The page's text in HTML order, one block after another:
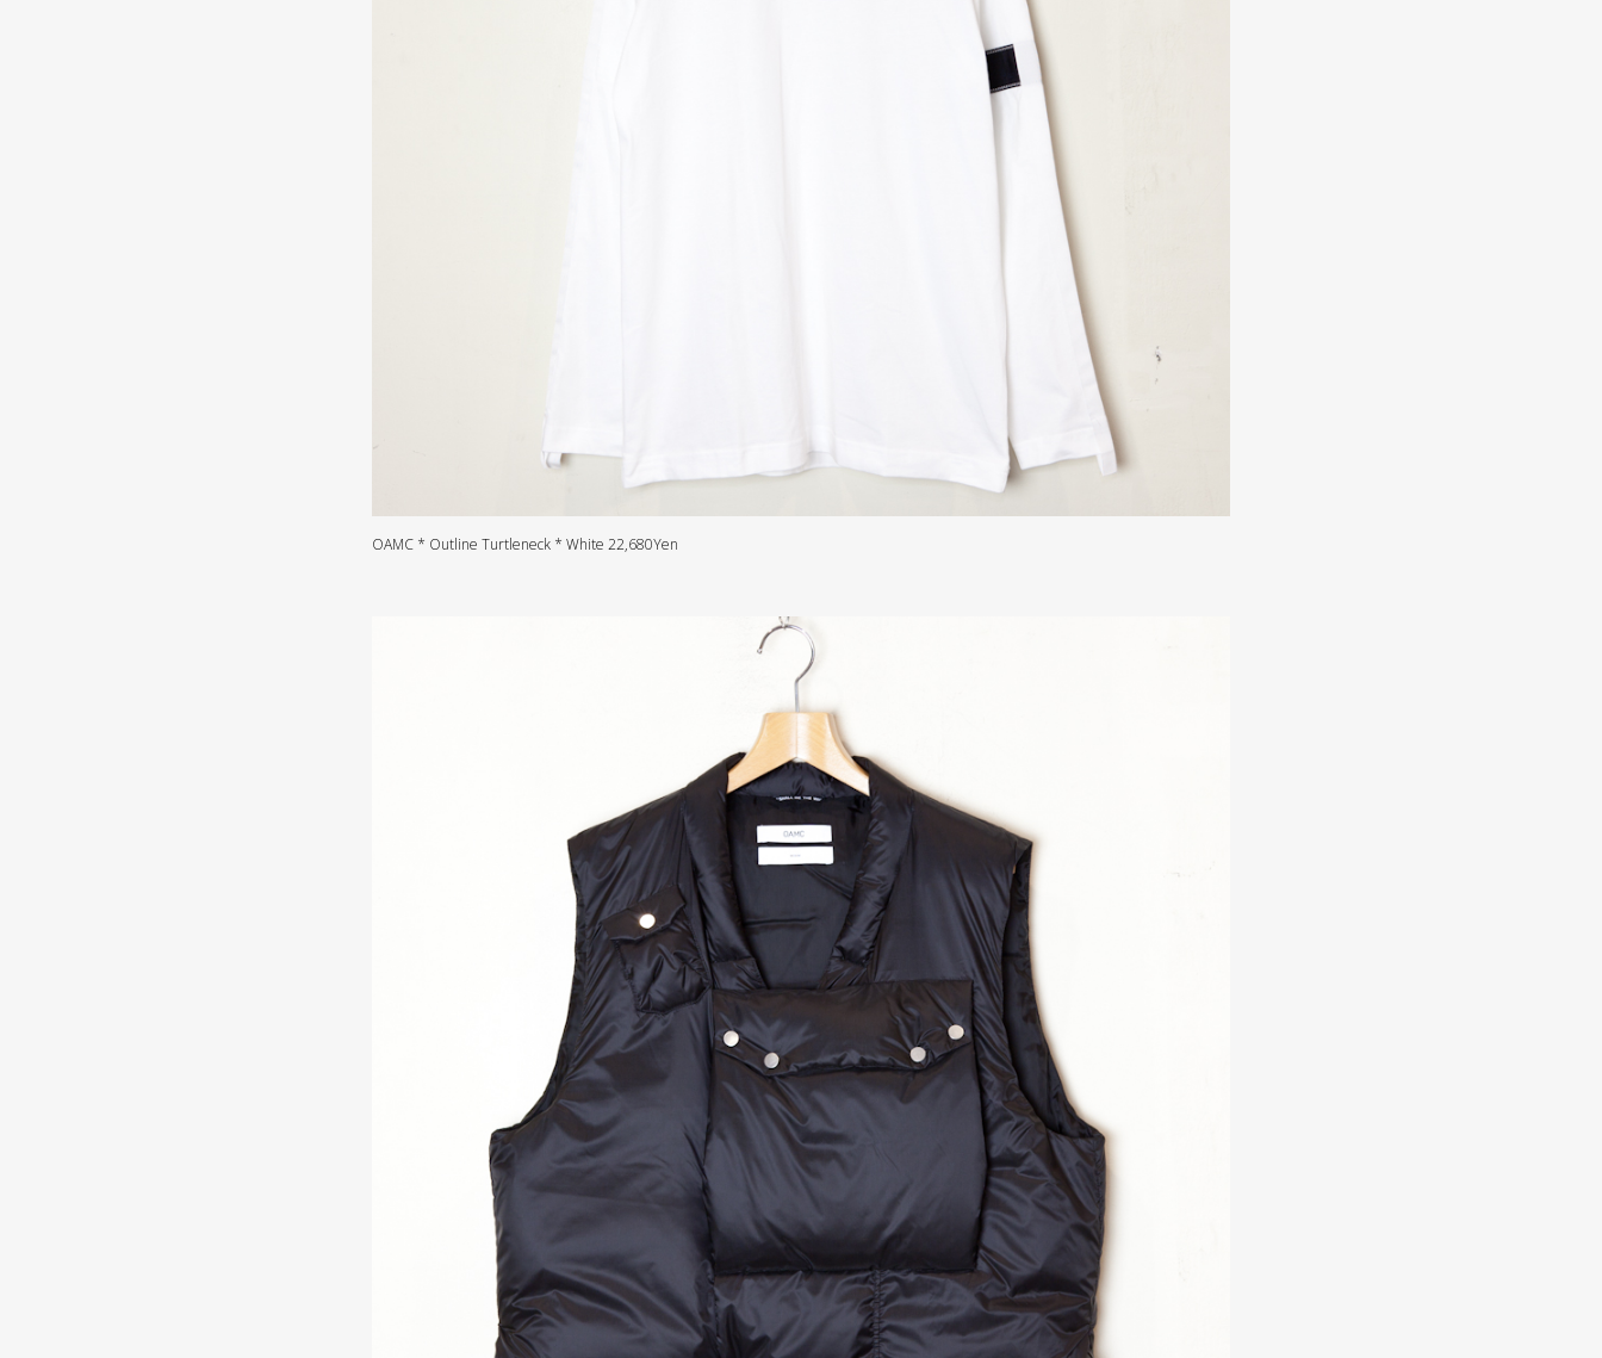
OAMC * Outline Turtleneck * White 22,680Yen